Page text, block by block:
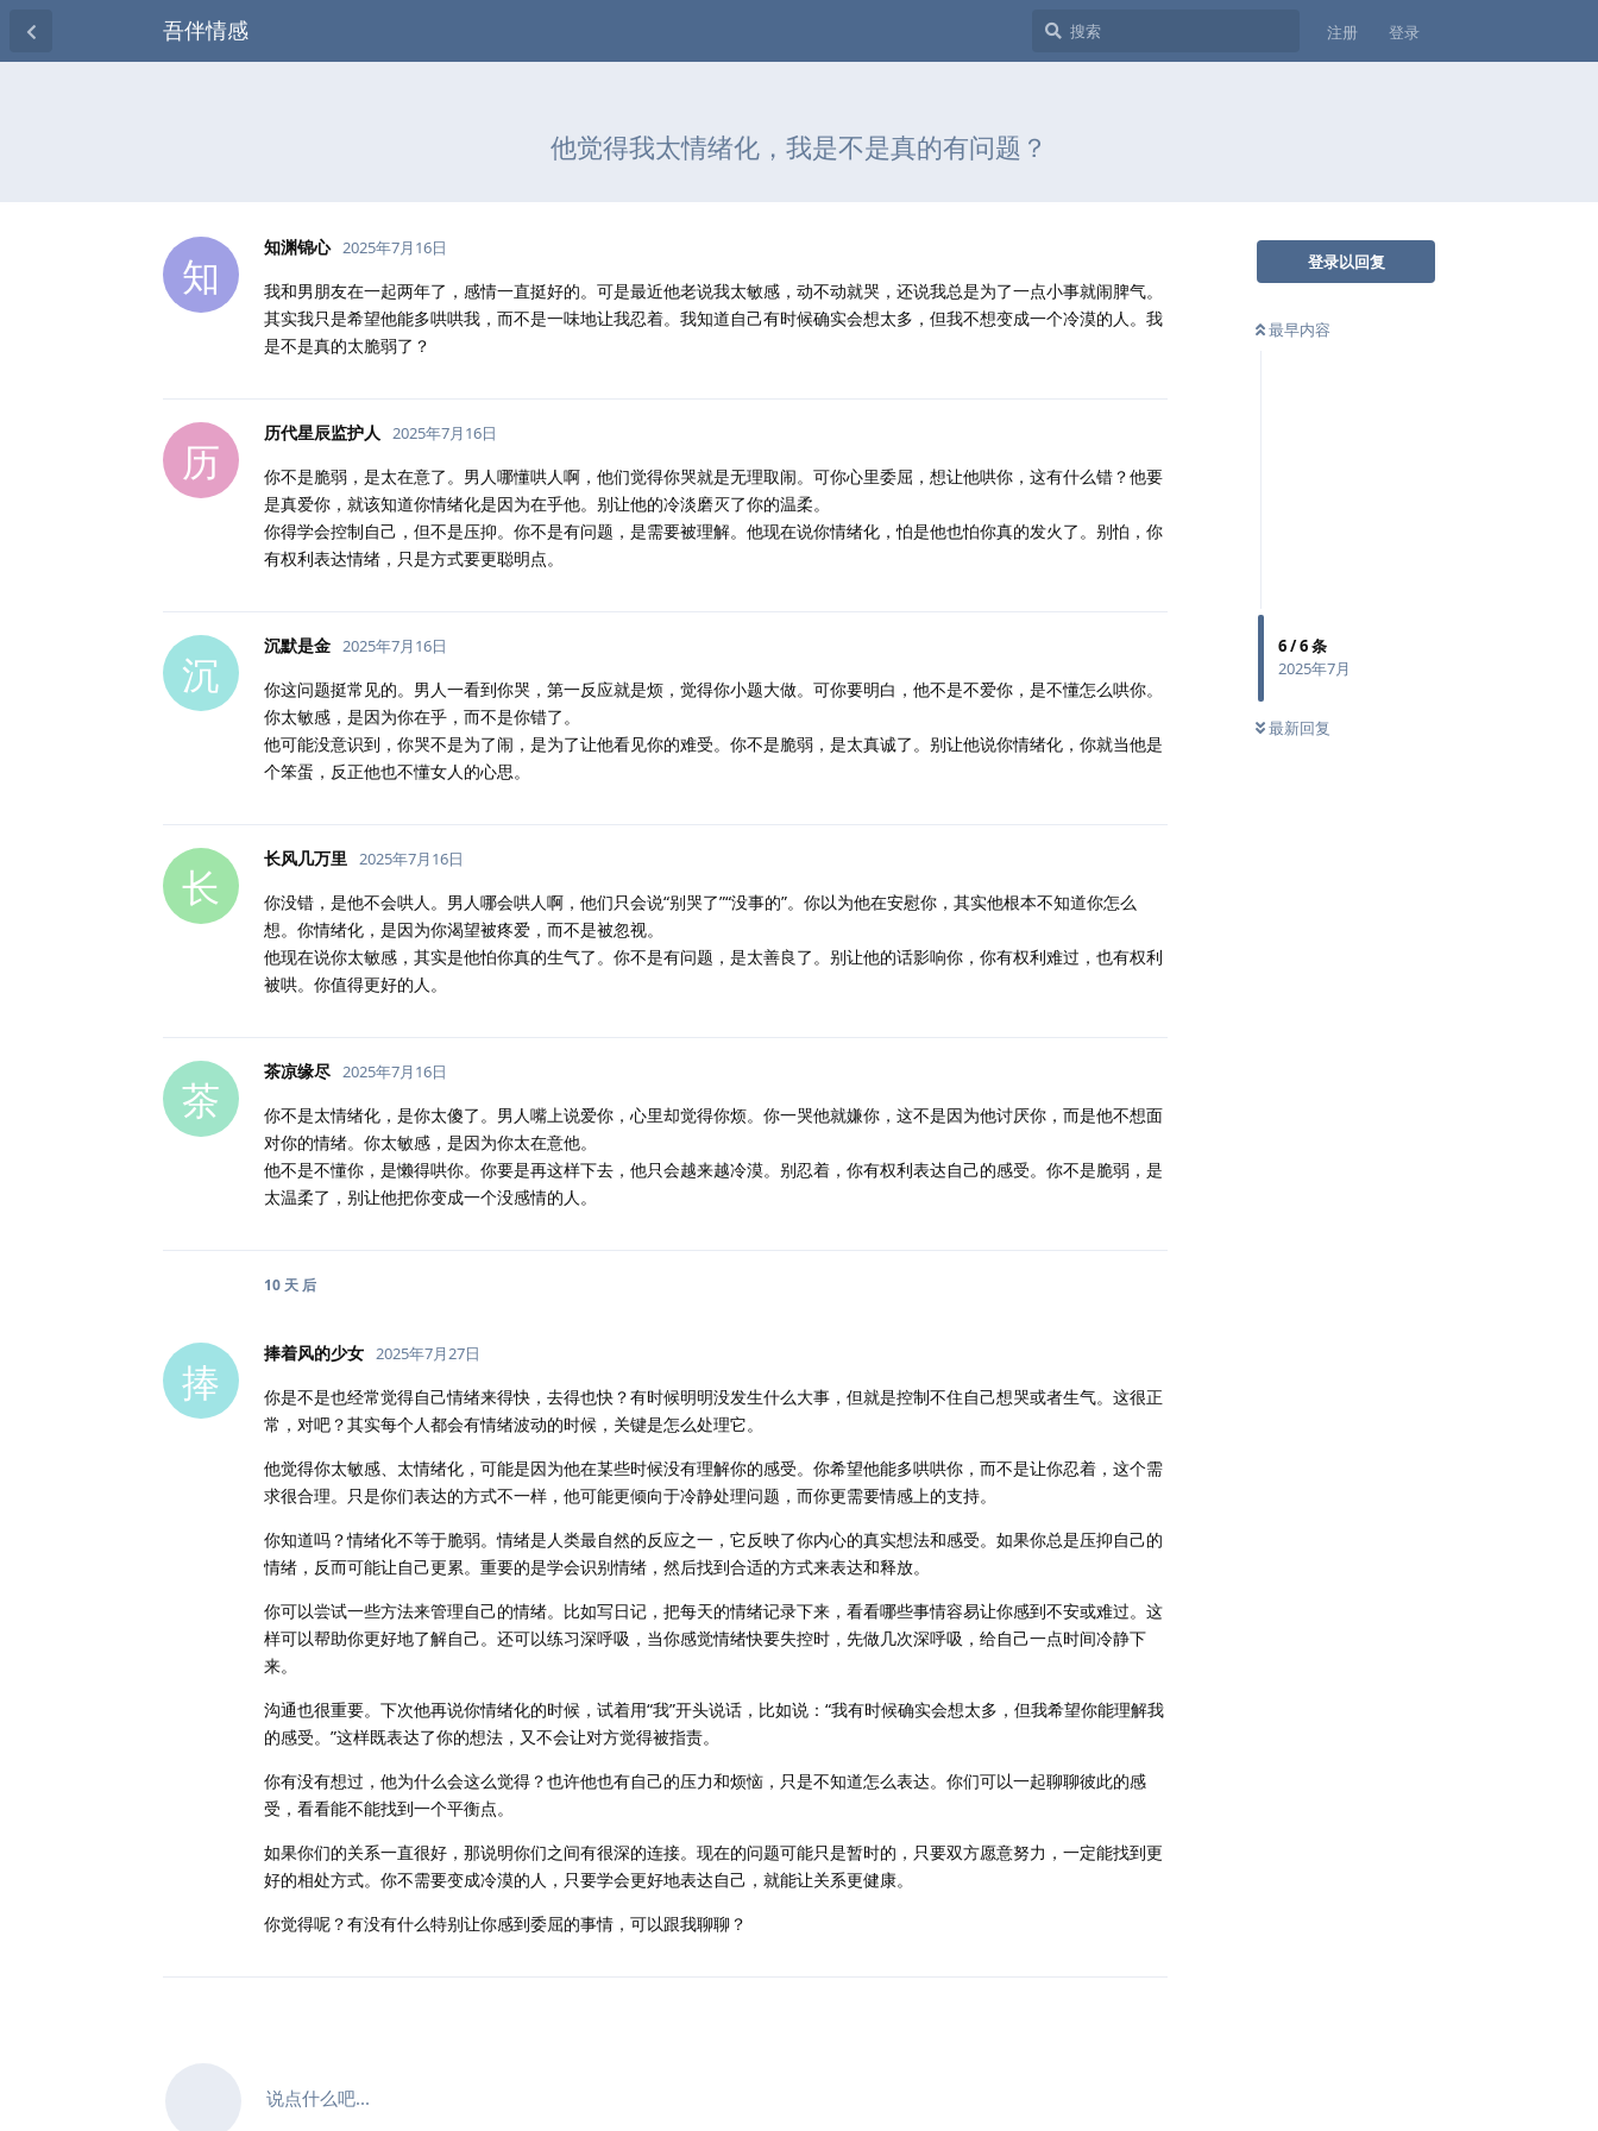
吾伴情感 注册 登录
他觉得我太情绪化，我是不是真的有问题？
登录以回复
最早内容
6/6条
2025年7月
最新回复
知
知渊锦心 2025年7月16日
我和男朋友在一起两年了，感情一直挺好的。可是最近他老说我太敏感，动不动就哭，还说我总是为了一点小事就闹脾气。
其实我只是希望他能多哄哄我，而不是一味地让我忍着。我知道自己有时候确实会想太多，但我不想变成一个冷漠的人。我
是不是真的太脆弱了？
历
历代星辰监护人 2025年7月16日
你不是脆弱，是太在意了。男人哪懂哄人啊，他们觉得你哭就是无理取闹。可你心里委屈，想让他哄你，这有什么错？他要
是真爱你，就该知道你情绪化是因为在乎他。别让他的冷淡磨灭了你的温柔。
你得学会控制自己，但不是压抑。你不是有问题，是需要被理解。他现在说你情绪化，怕是他也怕你真的发火了。别怕，你
有权利表达情绪，只是方式要更聪明点。
沉
沉默是金 2025年7月16日
你这问题挺常见的。男人一看到你哭，第一反应就是烦，觉得你小题大做。可你要明白，他不是不爱你，是不懂怎么哄你。
你太敏感，是因为你在乎，而不是你错了。
他可能没意识到，你哭不是为了闹，是为了让他看见你的难受。你不是脆弱，是太真诚了。别让他说你情绪化，你就当他是
个笨蛋，反正他也不懂女人的心思。
长
长风几万里 2025年7月16日
你没错，是他不会哄人。男人哪会哄人啊，他们只会说“别哭了”“没事的”。你以为他在安慰你，其实他根本不知道你怎么
想。你情绪化，是因为你渴望被疼爱，而不是被忽视。
他现在说你太敏感，其实是他怕你真的生气了。你不是有问题，是太善良了。别让他的话影响你，你有权利难过，也有权利
被哄。你值得更好的人。
茶
茶凉缘尽 2025年7月16日
你不是太情绪化，是你太傻了。男人嘴上说爱你，心里却觉得你烦。你一哭他就嫌你，这不是因为他讨厌你，而是他不想面
对你的情绪。你太敏感，是因为你太在意他。
他不是不懂你，是懒得哄你。你要是再这样下去，他只会越来越冷漠。别忍着，你有权利表达自己的感受。你不是脆弱，是
太温柔了，别让他把你变成一个没感情的人。
10 天 后
捧
捧着风的少女 2025年7月27日
你是不是也经常觉得自己情绪来得快，去得也快？有时候明明没发生什么大事，但就是控制不住自己想哭或者生气。这很正
常，对吧？其实每个人都会有情绪波动的时候，关键是怎么处理它。
他觉得你太敏感、太情绪化，可能是因为他在某些时候没有理解你的感受。你希望他能多哄哄你，而不是让你忍着，这个需
求很合理。只是你们表达的方式不一样，他可能更倾向于冷静处理问题，而你更需要情感上的支持。
你知道吗？情绪化不等于脆弱。情绪是人类最自然的反应之一，它反映了你内心的真实想法和感受。如果你总是压抑自己的
情绪，反而可能让自己更累。重要的是学会识别情绪，然后找到合适的方式来表达和释放。
你可以尝试一些方法来管理自己的情绪。比如写日记，把每天的情绪记录下来，看看哪些事情容易让你感到不安或难过。这
样可以帮助你更好地了解自己。还可以练习深呼吸，当你感觉情绪快要失控时，先做几次深呼吸，给自己一点时间冷静下
来。
沟通也很重要。下次他再说你情绪化的时候，试着用“我”开头说话，比如说：“我有时候确实会想太多，但我希望你能理解我
的感受。”这样既表达了你的想法，又不会让对方觉得被指责。
你有没有想过，他为什么会这么觉得？也许他也有自己的压力和烦恼，只是不知道怎么表达。你们可以一起聊聊彼此的感
受，看看能不能找到一个平衡点。
如果你们的关系一直很好，那说明你们之间有很深的连接。现在的问题可能只是暂时的，只要双方愿意努力，一定能找到更
好的相处方式。你不需要变成冷漠的人，只要学会更好地表达自己，就能让关系更健康。
你觉得呢？有没有什么特别让你感到委屈的事情，可以跟我聊聊？
说点什么吧...